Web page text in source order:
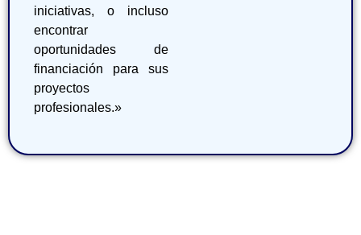
iniciativas, o incluso
encontrar
oportunidades de
financiación para sus
proyectos
profesionales.»